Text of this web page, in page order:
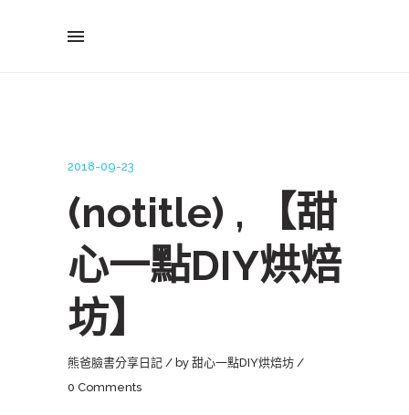
2018-09-23
(notitle) , 【甜
心一點DIY烘焙
坊】
熊爸臉書分享日記 by 甜心一點DIY烘焙坊
0 Comments